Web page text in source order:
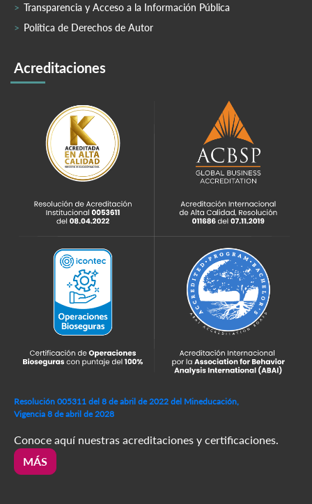
Transparencia y Acceso a la Información Pública
Política de Derechos de Autor
Acreditaciones
Resolución 005311 del 8 de abril de 2022 del Mineducación,
Vigencia 8 de abril de 2028
Conoce aquí nuestras acreditaciones y certificaciones.
MÁS